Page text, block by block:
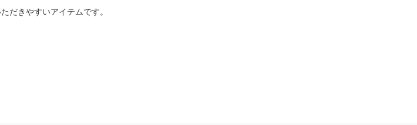
だきやすいアイテムです。